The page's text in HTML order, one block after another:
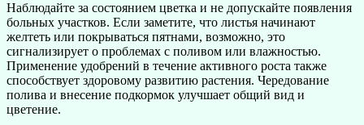
Наблюдайте за состоянием цветка и не допускайте появления
больных участков. Если заметите, что листья начинают
желтеть или покрываться пятнами, возможно, это
сигнализирует о проблемах с поливом или влажностью.
Применение удобрений в течение активного роста также
способствует здоровому развитию растения. Чередование
полива и внесение подкормок улучшает общий вид и
цветение.